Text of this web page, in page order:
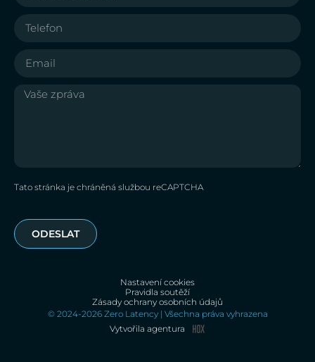
Tato stránka je chráněná službou reCAPTCHA
ODESLAT
Zásady ochrany osobních údajů
Pravidla soutěží
Nastavení cookies
© 2024-2026 Zero Latency | Všechna práva vyhrazena
Vytvořila agentura